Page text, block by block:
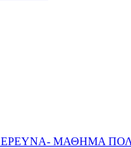
ΜΑΘΗΜΑ